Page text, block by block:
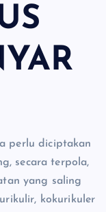
perlu diciptakan
secara terpola,
yang saling
kokurikuler